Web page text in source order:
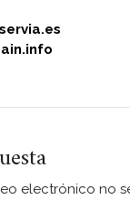
electrónico no